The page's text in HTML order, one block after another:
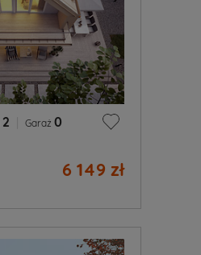
2 Garaż 0
6 149 zł